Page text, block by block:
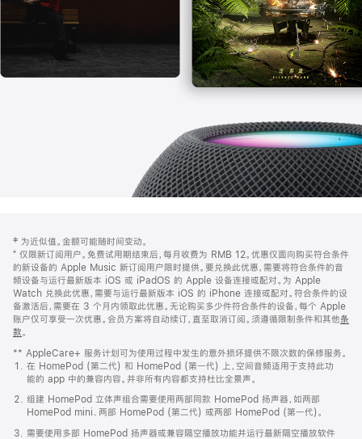
页
页
脚
注
‡ 为近似值。金额可能随时间变动。
⁺ 仅限新订阅用户。免费试用期结束后，每月收费为 RMB 12。优惠仅面向购买符合条件
的新设备的 Apple Music 新订阅用户限时提供。要兑换此优惠，需要将符合条件的音
频设备与运行最新版本 iOS 或 iPadOS 的 Apple 设备连接或配对。为 Apple
Watch 兑换此优惠，需要与运行最新版本 iOS 的 iPhone 连接或配对。符合条件的设
备激活后，需要在 3 个月内领取此优惠。无论购买多少件符合条件的设备，每个 Apple
账户仅可享受一次优惠。会员方案将自动续订，直至取消订阅。须遵循限制条件和其他条
款。
窗
口
中
打
开)
** AppleCare+ 服务计划可为使用过程中发生的意外损坏提供不限次数的保修服务。
在 HomePod (第二代) 和 HomePod (第一代) 上，空间音频适用于支持此功
能的 app 中的兼容内容。并非所有内容都支持杜比全景声。
组建 HomePod 立体声组合需要使用两部同款 HomePod 扬声器，如两部
HomePod mini、两部 HomePod (第二代) 或两部 HomePod (第一代)。
需要使用多部 HomePod 扬声器或兼容隔空播放功能并运行最新隔空播放软件